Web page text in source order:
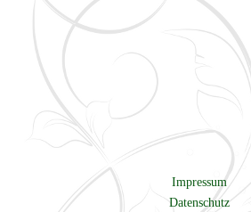
Impressum
Datenschutz